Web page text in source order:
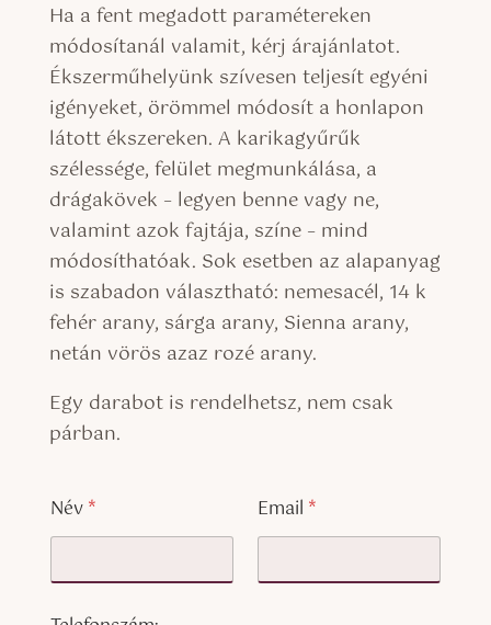
Ha a fent megadott paramétereken
módosítanál valamit, kérj árajánlatot.
Ékszerműhelyünk szívesen teljesít egyéni
igényeket, örömmel módosít a honlapon
látott ékszereken. A karikagyűrűk
szélessége, felület megmunkálása, a
drágakövek – legyen benne vagy ne,
valamint azok fajtája, színe – mind
módosíthatóak. Sok esetben az alapanyag
is szabadon választható: nemesacél, 14 k
fehér arany, sárga arany, Sienna arany,
netán vörös azaz rozé arany.
Egy darabot is rendelhetsz, nem csak
párban.
Név* Email *